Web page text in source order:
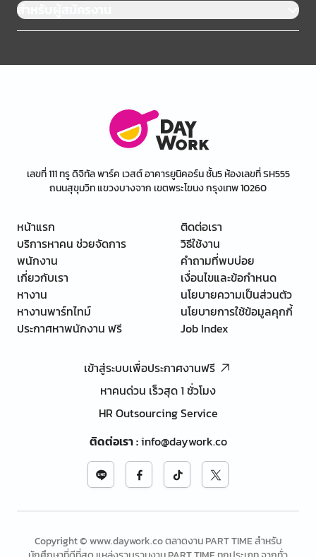
สำหรับผู้สมัครงาน
เลขที่ 111 ทรู ดิจิทัล พาร์ค เวสต์ อาคารยูนิคอร์น ชั้น5 ห้องเลขที่ SH555
ถนนสุขุมวิท แขวงบางจาก เขตพระโขนง กรุงเทพ 10260
หน้าแรก
บริการหาคน ช่วยจัดการ
พนักงาน
เกี่ยวกับเรา
หางาน
หางานพาร์ทไทม์
ประกาศหาพนักงาน ฟรี
ติดต่อเรา
วิธีใช้งาน
คำถามที่พบบ่อย
เงื่อนไขและข้อกำหนด
นโยบายความเป็นส่วนตัว
นโยบายการใช้ข้อมูลคุกกี้
Job Index
เข้าสู่ระบบเพื่อประกาศงานฟรี
หาคนด่วน เร็วสุด 1 ชั่วโมง
HR Outsourcing Service
ติดต่อเรา:info@daywork.co
Copyright © www.daywork.co ตลาดงาน PART TIME สำหรับ